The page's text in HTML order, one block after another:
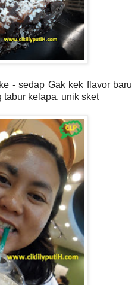
- sedap Gak kek flavor baru
tabur kelapa. unik sket